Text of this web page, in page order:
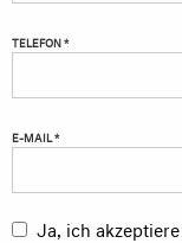
TELEFON *
E-MAIL *
Ja, ich